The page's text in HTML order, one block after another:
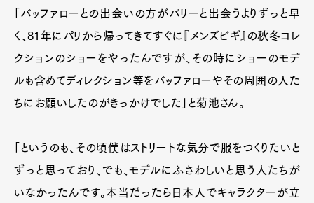
「バッファローとの出会いの方がバリーと出会うよりずっと早
く、81年にパリから帰ってきてすぐに『メンズビギ』の秋冬コレ
クションのショーをやったんですが、その時にショーのモデ
ルも含めてディレクション等をバッファローやその周囲の人た
ちにお願いしたのがきっかけでした」と菊池さん。
「というのも、その頃僕はストリートな気分で服をつくりたいと
ずっと思っており、でも、モデルにふさわしいと思う人たちが
いなかったんです。本当だったら日本人でキャラクターが立